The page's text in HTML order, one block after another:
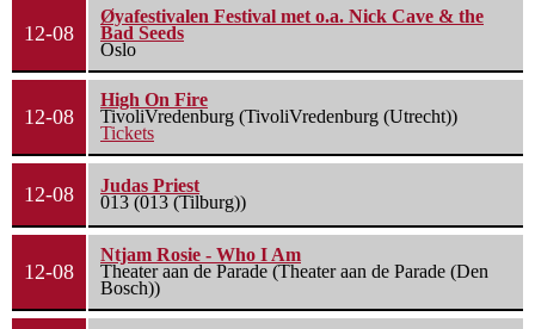
12-08
Øyafestivalen Festival met o.a. Nick Cave & the
Bad Seeds
Oslo
12-08
High On Fire
TivoliVredenburg (TivoliVredenburg (Utrecht))
Tickets
12-08
Judas Priest
013 (013 (Tilburg))
12-08
Ntjam Rosie - Who I Am
Theater aan de Parade (Theater aan de Parade (Den
Bosch))